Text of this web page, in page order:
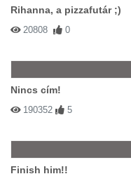
Rihanna, a pizzafutár ;)
20808 0
Nincs cím!
190352 5
Finish him!!